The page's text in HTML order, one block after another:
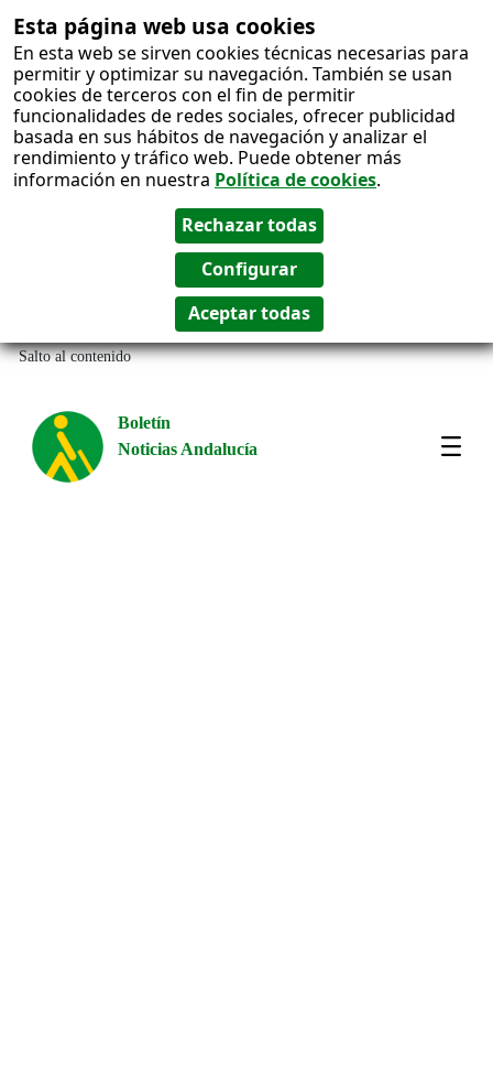
Esta página web usa cookies
En esta web se sirven cookies técnicas necesarias para
permitir y optimizar su navegación. También se usan
cookies de terceros con el fin de permitir
funcionalidades de redes sociales, ofrecer publicidad
basada en sus hábitos de navegación y analizar el
rendimiento y tráfico web. Puede obtener más
información en nuestra Política de cookies.
Salto al contenido
Boletín
Noticias Andalucía